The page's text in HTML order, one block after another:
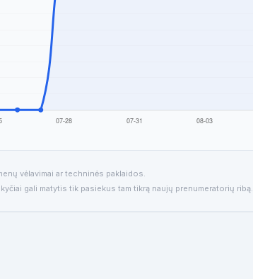
vėlavimai ar techninės paklaidos.
gali matytis tik pasiekus tam tikrą naujų prenumeratorių ribą.